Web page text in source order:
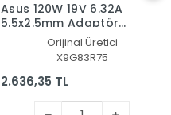
Asus 120W 19V 6.32A
5.5x2.5mm Adaptör
Şarj Aleti-Cihazı
Orijinal Üretici
X9G83R75
2.636,35 TL